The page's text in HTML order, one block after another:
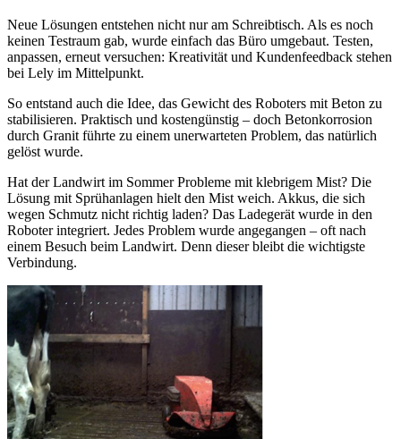
Neue Lösungen entstehen nicht nur am Schreibtisch. Als es noch
keinen Testraum gab, wurde einfach das Büro umgebaut. Testen,
anpassen, erneut versuchen: Kreativität und Kundenfeedback stehen
bei Lely im Mittelpunkt.
So entstand auch die Idee, das Gewicht des Roboters mit Beton zu
stabilisieren. Praktisch und kostengünstig – doch Betonkorrosion
durch Granit führte zu einem unerwarteten Problem, das natürlich
gelöst wurde.
Hat der Landwirt im Sommer Probleme mit klebrigem Mist? Die
Lösung mit Sprühanlagen hielt den Mist weich. Akkus, die sich
wegen Schmutz nicht richtig laden? Das Ladegerät wurde in den
Roboter integriert. Jedes Problem wurde angegangen – oft nach
einem Besuch beim Landwirt. Denn dieser bleibt die wichtigste
Verbindung.